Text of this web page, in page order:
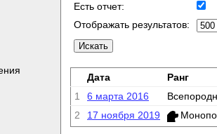
Есть отчет:
Отображать результатов:
Дата
Ранг
1
6 марта 2016
2
17 ноября 2019